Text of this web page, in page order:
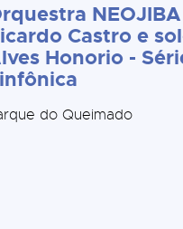
Castro e
Honorio -
do Queimado